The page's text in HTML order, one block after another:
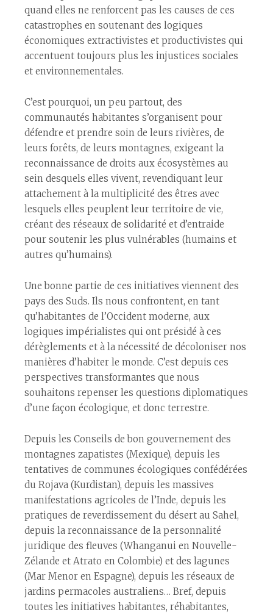
quand elles ne renforcent pas les causes de ces
catastrophes en soutenant des logiques
économiques extractivistes et productivistes qui
accentuent toujours plus les injustices sociales
et environnementales.
C’est pourquoi, un peu partout, des
communautés habitantes s’organisent pour
défendre et prendre soin de leurs rivières, de
leurs forêts, de leurs montagnes, exigeant la
reconnaissance de droits aux écosystèmes au
sein desquels elles vivent, revendiquant leur
attachement à la multiplicité des êtres avec
lesquels elles peuplent leur territoire de vie,
créant des réseaux de solidarité et d’entraide
pour soutenir les plus vulnérables (humains et
autres qu’humains).
Une bonne partie de ces initiatives viennent des
pays des Suds. Ils nous confrontent, en tant
qu’habitant·es de l’Occident moderne, aux
logiques impérialistes qui ont présidé à ces
dérèglements et à la nécessité de décoloniser nos
manières d’habiter le monde. C’est depuis ces
perspectives transformantes que nous
souhaitons repenser les questions diplomatiques
d’une façon écologique, et donc terrestre.
Depuis les Conseils de bon gouvernement des
montagnes zapatistes (Mexique), depuis les
tentatives de communes écologiques confédérées
du Rojava (Kurdistan), depuis les massives
manifestations agricoles de l’Inde, depuis les
pratiques de reverdissement du désert au Sahel,
depuis la reconnaissance de la personnalité
juridique des fleuves (Whanganui en Nouvelle-
Zélande et Atrato en Colombie) et des lagunes
(Mar Menor en Espagne), depuis les réseaux de
jardins permacoles australiens… Bref, depuis
toutes les initiatives habitantes, réhabitantes,